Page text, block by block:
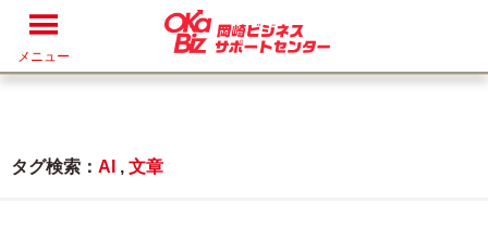
メニュー
タグ検索： AI , 文章